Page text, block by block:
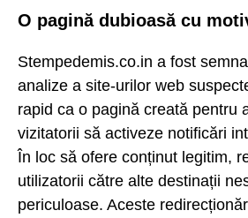
O pagină dubioasă cu
Stempedemis.co.in a fost
analize a site-urilor web
rapid ca o pagină creată pentru
vizitatorii să activeze notificări
În loc să ofere conținut legitim,
utilizatorii către alte destinații
periculoase. Aceste